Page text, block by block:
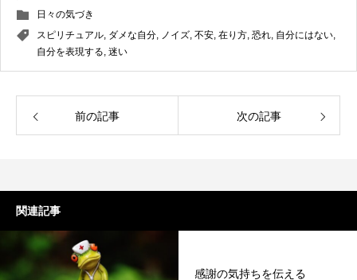
日々の気づき
スピリチュアル, ダメな自分, ノイズ, 不安, 在り方, 恐れ, 自分にはない,
自分を表現する, 迷い
前の記事 次の記事
関連記事
感謝の気持ちを伝える